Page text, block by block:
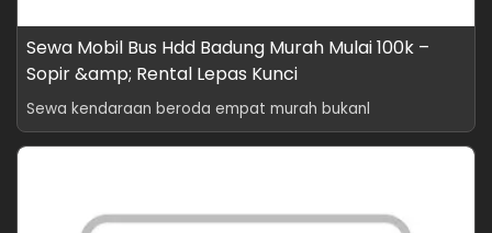
Sewa Mobil Bus Hdd Badung Murah Mulai 100k –
Sopir &amp; Rental Lepas Kunci
Sewa kendaraan beroda empat murah bukanl